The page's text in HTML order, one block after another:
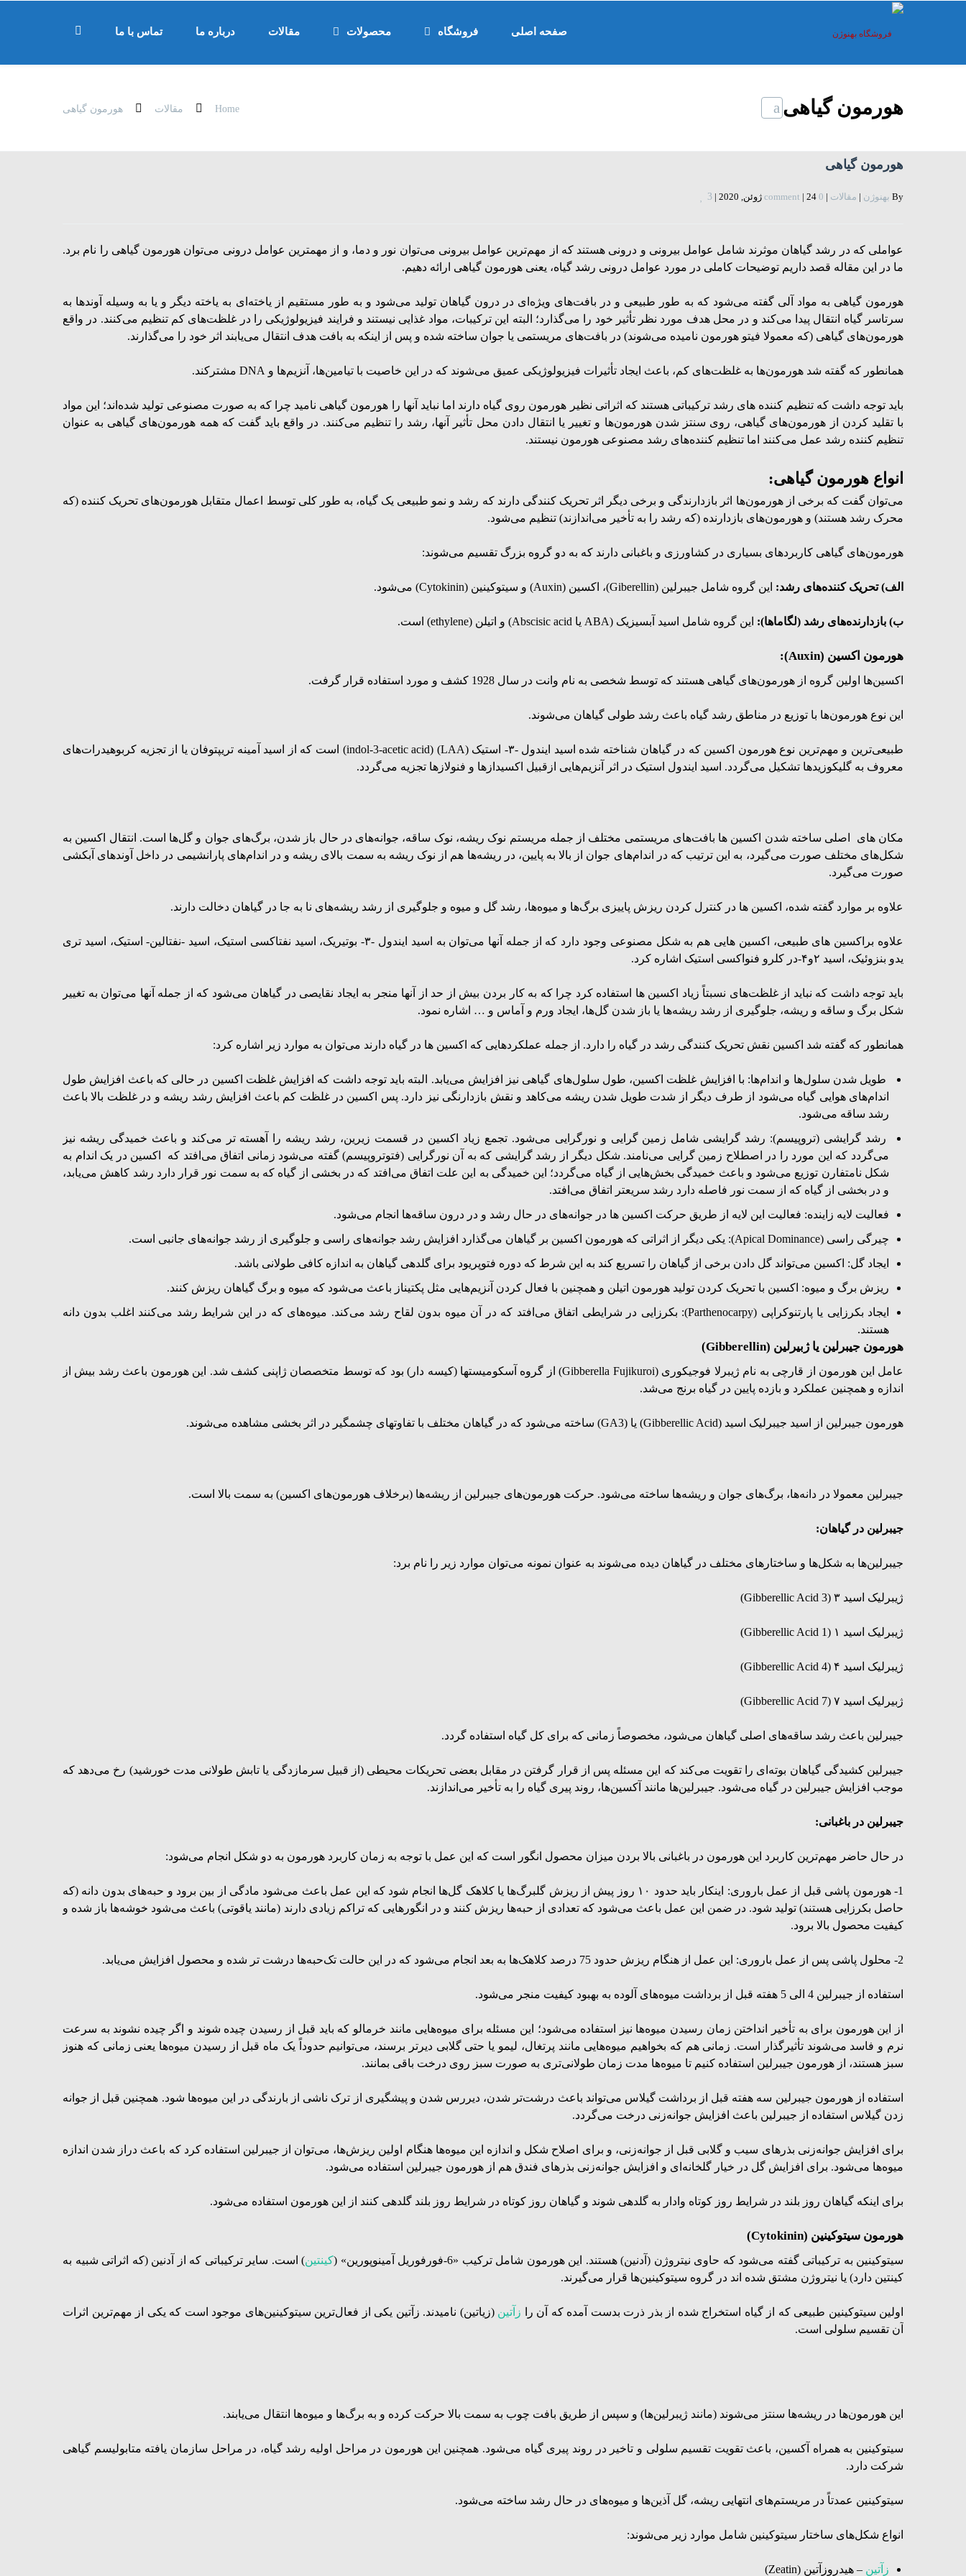
صفحه اصلی فروشگاه محصولات مقالات درباره ما تماس با ما
هورمون گیاهی Home مقالات هورمون گیاهی
هورمون گیاهی
By بهنوژن | مقالات |
0 comment
| 24 ژوئن, 2020 |
3
عواملی که در رشد گیاهان موثرند شامل عوامل بیرونی و درونی هستند که از مهم‌ترین عوامل بیرونی می‌توان نور ودما، و از مهمترین عوامل درونی می‌توان هورمون گیاهی را نام برد.
ما در این مقاله قصد داریم توضیحات کاملی در مورد عوامل درونی رشد گیاه، یعنی هورمون گیاهی ارائه دهیم.
هورمون گیاهی به مواد آلی گفته می‌شود که به طور طبیعی و در بافت‌های ویژه‌ای در درون گیاهان تولید می‌شود و به طور مستقیم از یاخته‌ای به یاخته دیگر و یا به وسیله آوندها به
سرتاسر گیاه انتقال پیدا می‌کند و در محل هدف مورد نظر تأثیر خود را می‌گذارد؛ البته این ترکیبات، مواد غذایی نیستند و فرایند فیزیولوژیکی را در غلظت‌های کم تنظیم می‌کنند. در واقع
هورمون‌های گیاهی (که معمولا فیتو هورمون نامیده می‌شوند) در بافت‌های مریستمی یا جوان ساخته شده و پس از اینکه به بافت هدف انتقال می‌یابند اثر خود را می‌گذارند.
همانطور که گفته شد هورمون‌ها به غلظت‌های کم، باعث ایجاد تأثیرات فیزیولوژیکی عمیق می‌شوند که در این خاصیت با تیامین‌ها، آنزیم‌ها و DNA مشترکند.
باید توجه داشت که تنظیم کننده های رشد ترکیباتی هستند که اثراتی نظیر هورمون روی گیاه دارند اما نباید آنها را هورمون گیاهی نامید چرا که به صورت مصنوعی تولید شده‌اند؛ این مواد
با تقلید کردن از هورمون‌های گیاهی، روی سنتز شدن هورمون‌ها و تغییر یا انتقال دادن محل تأثیر آنها، رشد را تنظیم می‌کنند. در واقع باید گفت که همه هورمون‌های گیاهی به عنوان
تنظیم کننده رشد عمل می‌کنند اما تنظیم کننده‌های رشد مصنوعی هورمون نیستند.
انواع هورمون گیاهی:
می‌توان گفت که برخی از هورمون‌ها اثر بازدارندگی و برخی دیگر اثر تحریک کنندگی دارند که رشد و نمو طبیعی یک گیاه، به طور کلی توسط اعمال متقابل هورمون‌های تحریک کننده (که
محرک رشد هستند) و هورمون‌های بازدارنده (که رشد را به تأخیر می‌اندازند) تنظیم می‌شود.
هورمون‌های گیاهی کاربردهای بسیاری در کشاورزی و باغبانی دارند که به دو گروه بزرگ تقسیم می‌شوند:
الف) تحریک کننده‌های رشد: این گروه شامل جیبرلین (Giberellin)، اکسین (Auxin) و سیتوکینین ( Cytokinin) می‌شود.
ب) بازدارنده‌های رشد (لگاماها): این گروه شامل اسید آبسیزیک (ABA یا Abscisic acid) و اتیلن ( ethylene) است.
هورمون اکسین (Auxin):
اکسین‌ها اولین گروه از هورمون‌های گیاهی هستند که توسط شخصی به نام وانت در سال 1928 کشف و مورد استفاده قرار گرفت.
این نوع هورمون‌ها با توزیع در مناطق رشد گیاه باعث رشد طولی گیاهان می‌شوند.
طبیعی‌ترین و مهم‌ترین نوع هورمون اکسین که در گیاهان شناخته شده اسید ایندول -۳- استیک (LAA) (
indol-3-acetic acid) است که از اسید آمینه تریپتوفان یا از تجزیه کربوهیدرات‌های
معروف به گلیکوزید‌ها تشکیل می‌گردد. اسید ایندول استیک در اثر آنزیم‌هایی ازقبیل اکسیدازها و فنولازها تجزیه می‌گردد.
مکان های اصلی ساخته شدن اکسین ها بافت‌های مریستمی مختلف از جمله مریستم نوک ریشه، نوک ساقه، جوانه‌های در حال باز شدن، برگ‌های جوان و گل‌ها است. انتقال اکسین به
شکل‌های مختلف صورت می‌گیرد، به این ترتیب که در اندام‌های جوان از بالا به پایین، در ریشه‌ها هم از نوک ریشه به سمت بالای ریشه و در اندام‌های پارانشیمی در داخل آوندهای آبکشی
صورت می‌گیرد.
علاوه بر موارد گفته شده، اکسین ها در کنترل کردن ریزش پاییزی برگ‌ها و میوه‌ها، رشد گل و میوه و جلوگیری از رشد ریشه‌های نا به جا در گیاهان دخالت دارند.
علاوه براکسین های طبیعی، اکسین هایی هم به شکل مصنوعی وجود دارد که از جمله آنها می‌توان به
اسید ایندول -۳- بوتیریک، اسید نفتاکسی استیک، اسید -نفتالین- استیک، اسید تری
یدو بنزوئیک، اسید ۲و۴-در کلرو فنواکسی استیک اشاره کرد.
باید توجه داشت که نباید از غلظت‌های نسبتاً زیاد اکسین ها استفاده کرد چرا که به کار بردن بیش از حد از آنها منجر به ایجاد نقایصی در گیاهان می‌شود که از جمله آنها می‌توان به تغییر
شکل برگ و ساقه و ریشه، جلوگیری از رشد ریشه‌ها یا باز شدن گل‌ها، ایجاد ورم و آماس و … اشاره نمود.
همانطور که گفته شد اکسین نقش تحریک کنندگی رشد در گیاه را دارد. از جمله عملکردهایی که اکسین ها در گیاه دارند می‌توان به موارد زیر اشاره کرد:
طویل شدن سلول‌ها و اندام‌ها: با افزایش غلظت اکسین، طول سلول‌های گیاهی نیز افزایش می‌یابد. البته باید توجه داشت که افزایش غلظت اکسین در حالی که باعث افزایش طول
اندام‌های هوایی گیاه می‌شود از طرف دیگر از شدت طویل شدن ریشه می‌کاهد و نقش بازدارنگی نیز دارد. پس اکسین در غلظت کم باعث افزایش رشد ریشه و در غلظت بالا باعث
رشد ساقه می‌شود.
رشد گرایشی (تروپیسم): رشد گرایشی شامل زمین گرایی و نورگرایی می‌شود. تجمع زیاد اکسین در قسمت زیرین، رشد ریشه را آهسته تر می‌کند و باعث خمیدگی ریشه نیز
می‌گردد که این مورد را در اصطلاح زمین گرایی می‌نامند. شکل دیگر از رشد گرایشی که به آن نورگرایی (فتوتروپیسم) گفته می‌شود زمانی اتفاق می‌افتد که اکسین در یک اندام به
شکل نامتفارن توزیع می‌شود و باعث خمیدگی بخش‌هایی از گیاه می‌گردد؛ این خمیدگی به این علت اتفاق می‌افتد که در بخشی از گیاه که به سمت نور قرار دارد رشد کاهش می‌یابد،
و در بخشی از گیاه که از سمت نور فاصله دارد رشد سریعتر اتفاق می‌افتد.
فعالیت لایه زاینده: فعالیت این لایه از طریق حرکت اکسین ها در جوانه‌های در حال رشد و در درون ساقه‌ها انجام می‌شود.
چیرگی راسی (Apical Dominance): یکی دیگر از اثراتی که هورمون اکسین بر گیاهان می‌گذارد افزایش رشد جوانه‌های راسی و جلوگیری از رشد جوانه‌های جانبی است.
ایجاد گل: اکسین می‌تواند گل دادن برخی از گیاهان را تسریع کند به این شرط که دوره فتوپریود برای گلدهی گیاهان به اندازه کافی طولانی باشد.
ریزش برگ و میوه: اکسین با تحریک کردن تولید هورمون اتیلن و همچنین با فعال کردن آنزیم‌هایی مثل پکتیناز باعث می‌شود که میوه و برگ گیاهان ریزش کنند.
ایجاد بکرزایی یا پارتنوکراپی (Parthenocarpy): بکرزایی در شرایطی اتفاق می‌افتد که در آن میوه بدون لقاح رشد می‌کند. میوه‌های که در این شرایط رشد می‌کنند اغلب بدون دانه
هستند.
هورمون جیبرلین یاژبیرلین (Gibberellin)
عامل این هورمون از قارچی به نام ژیبرلا فوجیکوری
(Gibberella Fujikuroi) از گروه آسکومیستها (کیسه دار) بود که توسط متخصصان ژاپنی کشف شد. این هورمون باعث رشد بیش از
اندازه و همچنین عملکرد و بازده پایین در گیا‌ه برنج می‌شد.
هورمون جیبرلین از اسید جیبرلیک اسید (Gibberellic Acid) یا (GA3) ساخته می‌شود که در گیاهان مختلف با تفاوت‍های چشمگیر در اثر بخشی مشاهده می‌شوند.
جیبرلین معمولا در دانه‌ها، برگ‌های جوان و ریشه‌ها ساخته می‌شود. حرکت هورمون‌های جیبرلین از ریشه‌ها (برخلاف هورمون‌های اکسین) به سمت بالا است.
جیبرلین در گیاهان:
جیبرلین‌ها به شکل‌ها و ساختارهای مختلف در گیاهان دیده می‌شوند به عنوان نمونه می‌توان موارد زیر را نام برد:
ژیبرلیک اسید ۳ (Gibberellic Acid 3)
ژیبرلیک اسید ۱ (Gibberellic Acid 1)
ژیبرلیک اسید ۴ (Gibberellic Acid 4)
ژبیرلیک اسید ۷ (Gibberellic Acid 7)
جیبرلین باعث رشد ساقه‌های اصلی گیاهان می‌شود، مخصوصاً زمانی که برای کل گیاه استفاده گردد.
جیبرلین کشیدگی گیاهان بوته‌ای را تقویت می‌کند که این مسئله پس از قرار گرفتن در مقابل بعضی تحریکات محیطی (از قبیل سرمازدگی یا تابش طولانی مدت خورشید) رخ می‌دهد که
موجب افزایش جیبرلین در گیاه می‌شود. جیبرلین‌‌ها مانند آکسین‌‌ها، روند پیری گیاه را به تأخیر می‌اندازند.
جیبرلین در باغبانی:
در حال حاضر مهم‌ترین کاربرد این هورمون در باغبانی بالا بردن میزان محصول انگور است که این عمل با توجه به زمان کاربرد هورمون به دو شکل انجام می‌شود:
1- هورمون پاشی قبل از عمل باروری: اینکار باید حدود ۱۰ روز پیش از ریزش گلبرگ‌ها یا کلاهک گل‌ها انجام شود که این عمل باعث می‌شود مادگی از بین برود و حبه‌های بدون دانه (که
حاصل بکرزایی هستند) تولید شود. در ضمن این عمل باعث می‌شود که تعدادی از حبه‌ها ریزش کنند و در انگورهایی که تراکم زیادی دارند (مانند یاقوتی) باعث می‌شود خوشه‌ها باز شده و
کیفیت محصول بالا برود.
2- محلول پاشی پس از عمل باروری: این عمل از هنگام ریزش حدود 75 درصد کلاهک‌ها به بعد انجام می‌شود که در این حالت تک‌حبه‌ها درشت تر شده و محصول افزایش می‌یابد.
استفاده از جیبرلین 4 الی 5 هفته قبل از برداشت میوه‌های آلوده به بهبود کیفیت منجر می‌شود.
از این هورمون برای به تأخیر انداختن زمان رسیدن میوه‌ها نیز استفاده می‌شود؛ این مسئله برای میوه‌هایی مانند خرمالو که باید قبل از رسیدن چیده شوند و اگر چیده نشوند به سرعت
نرم و فاسد می‌شوند تأثیرگذار است. زمانی هم که بخواهیم میوه‌هایی مانند پرتغال، لیمو یا حتی گلابی دیرتر برسند، می‌توانیم حدوداً یک ماه قبل از رسیدن میوه‌ها یعنی زمانی که هنوز
سبز هستند، از هورمون جیبرلین استفاده کنیم تا میوه‌ها مدت زمان طولانی‌تری به صورت سبز روی درخت باقی بمانند.
استفاده از هورمون جیبرلین سه هفته قبل از برداشت گیلاس می‌تواند باعث درشت‌تر شدن، دیررس شدن و پیشگیری از ترک ناشی از بارندگی در این میوه‌ها شود. همچنین قبل از جوانه
زدن گیلاس استفاده از جیبرلین باعث افزایش جوانه‌زنی درخت می‌گردد.
برای افزایش جوانه‌زنی بذرهای سیب و گلابی قبل از جوانه‌زنی، و برای اصلاح شکل و اندازه این میوه‌ها هنگام اولین ریزش‌ها، می‌توان از جیبرلین استفاده کرد که باعث دراز شدن اندازه
میوه‌ها می‌شود. برای افزایش گل در خیار گلخانه‌ای و افزایش جوانه‌زنی بذرهای فندق هم از هورمون جیبرلین استفاده می‌شود.
برای اینکه گیاهان روز بلند در شرایط روز کوتاه وادار به گلدهی شوند و گیاهان روز کوتاه در شرایط روز بلند گلدهی کنند از این هورمون استفاده می‌شود.
هورمون سیتوکینین (Cytokinin)
سیتوکینین به ترکیباتی گفته می‌شود که حاوی نیتروژن (آدنین) هستند. این هورمون شامل ترکیب «6-فورفوریل آمینوپورین» ( کینتین) است. سایر ترکیباتی که از آدنین (که اثراتی شبیه به
کینتین دارد) یا نیتروژن مشتق شده اند در گروه سیتوکینین‌ها قرار می‌گیرند.
اولین سیتوکینین طبیعی که از گیاه استخراج شده از بذر ذرت بدست آمده که آن را زآتین (زیاتین) نامیدند. زآتین یکی از فعال‌ترین سیتوکینین‌های موجود است که یکی از مهم‌ترین اثرات
آن تقسیم سلولی است.
این هورمون‌ها در ریشه‌‌ها سنتز می‌شوند (مانند ژیبرلین‌‌ها) و سپس از طریق بافت چوب به سمت بالا حرکت کرده و به برگ‌‌ها و میوه‌‌ها انتقال می‌یابند.
سیتوکینین به همراه آکسین‌‌، باعث تقویت تقسیم سلولی و تاخیر در روند پیری گیاه می‌شود. همچنین این هورمون در مراحل اولیه رشد گیاه، در مراحل سازمان یافته متابولیسم گیاهی
شرکت دارد.
سیتوکینین عمدتاً در مریستم‌های انتهایی ریشه، گل آذین‌ها و میوه‌های در حال رشد ساخته می‌شود.
انواع شکل‌های ساختار سیتوکینین شامل موارد زیر می‌شوند:
زآتین – هیدروزآتین (Zeatin)